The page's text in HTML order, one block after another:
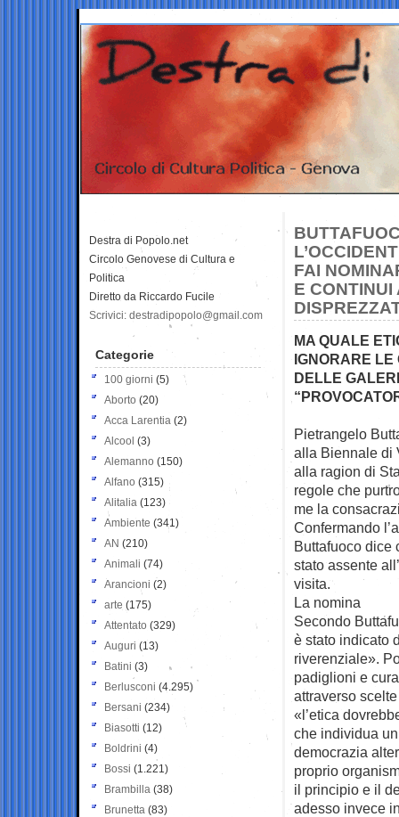
FAI
E
MA QUALE
IGNORARE LE
DELLE
Pietrangelo
alla Biennale di
alla ragion di
regole che
me la
Confermando
Buttafuoco dice
stato assente
visita.
La nomina
Secondo
è stato indicato
riverenziale».
padiglioni e
attraverso
«l’etica
che individua
democrazia
proprio
il principio e il
adesso invece
Destra di Popolo.net
Circolo Genovese di Cultura e
Politica
Diretto da Riccardo Fucile
Scrivici: destradipopolo@gmail.com
Categorie
100 giorni (5)
Aborto (20)
Acca Larentia (2)
Alcool (3)
Alemanno (150)
Alfano (315)
Alitalia (123)
Ambiente (341)
AN (210)
Animali (74)
Arancioni (2)
arte (175)
Attentato (329)
Auguri (13)
Batini (3)
Berlusconi (4.295)
Bersani (234)
Biasotti (12)
Boldrini (4)
Bossi (1.221)
Brambilla (38)
Brunetta (83)